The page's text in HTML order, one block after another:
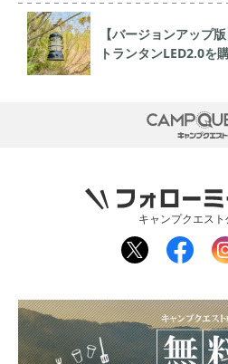
【バージョンアップ
トランタンLED2.0を
CAMP QUEST
フォローミ
キャンプクエスト
twit
ter
fac
ebo